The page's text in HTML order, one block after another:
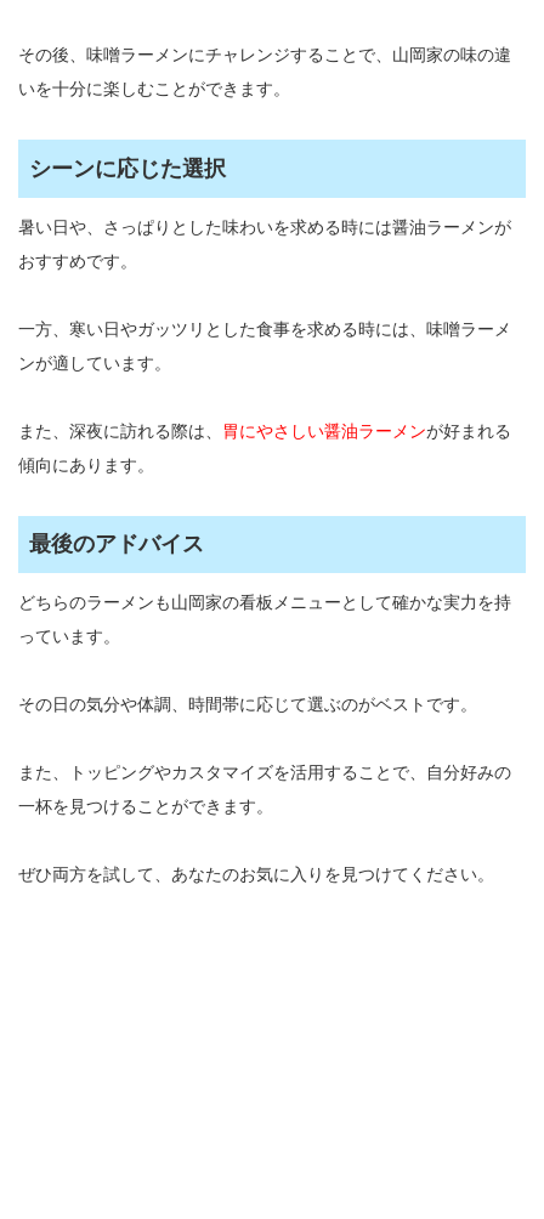
その後、味噌ラーメンにチャレンジすることで、山岡家の味の違
いを十分に楽しむことができます。
シーンに応じた選択
暑い日や、さっぱりとした味わいを求める時には醤油ラーメンが
おすすめです。
一方、寒い日やガッツリとした食事を求める時には、味噌ラーメ
ンが適しています。
また、深夜に訪れる際は、 胃にやさしい醤油ラーメンが好まれる
傾向にあります。
最後のアドバイス
どちらのラーメンも山岡家の看板メニューとして確かな実力を持
っています。
その日の気分や体調、時間帯に応じて選ぶのがベストです。
また、トッピングやカスタマイズを活用することで、自分好みの
一杯を見つけることができます。
ぜひ両方を試して、あなたのお気に入りを見つけてください。